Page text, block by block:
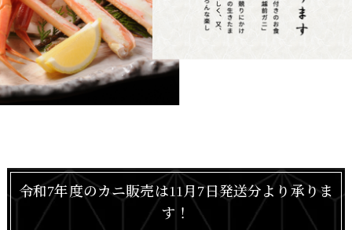
令和7年度のカニ販売は11月7日発送分より承りま
す！